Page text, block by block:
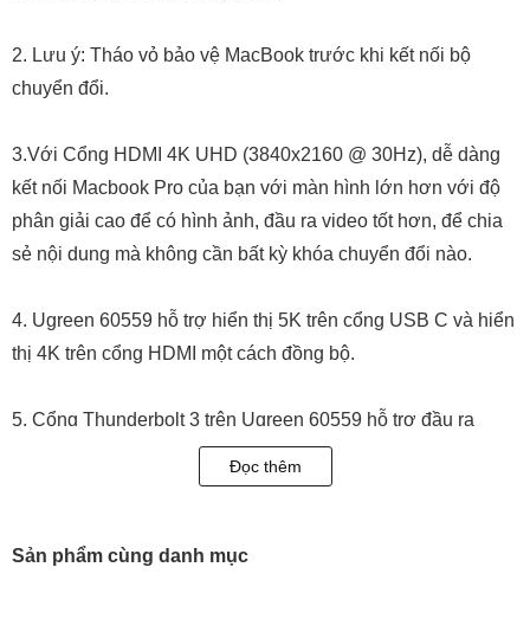
2. Lưu ý: Tháo vỏ bảo vệ MacBook trước khi kết nối bộ
chuyển đổi.
3.Với Cổng HDMI 4K UHD (3840x2160 @ 30Hz), dễ dàng
kết nối Macbook Pro của bạn với màn hình lớn hơn với độ
phân giải cao để có hình ảnh, đầu ra video tốt hơn, để chia
sẻ nội dung mà không cần bất kỳ khóa chuyển đổi nào.
4. Ugreen 60559 hỗ trợ hiển thị 5K trên cổng USB C và hiển
thị 4K trên cổng HDMI một cách đồng bộ.
5. Cổng Thunderbolt 3 trên Ugreen 60559 hỗ trợ đầu ra
Video tối đa 8K, sạc PD 100W qua cổng USB C, truyền dữ
liệu nhanh lên tới 40Gbps với các thiết bị Thunderbolt và lên
hoặc tập tin chỉ trong vài giây.
Đọc thêm
Sản phẩm cùng danh mục